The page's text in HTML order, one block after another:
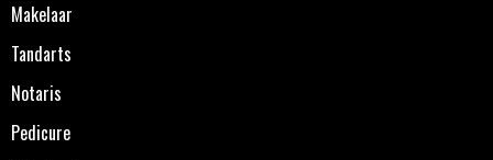
Makelaar
Tandarts
Notaris
Pedicure